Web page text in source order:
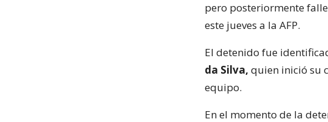
pero posteriormente
este jueves a la AFP.
El detenido fue
da Silva, quien inició su
equipo.
En el momento de la